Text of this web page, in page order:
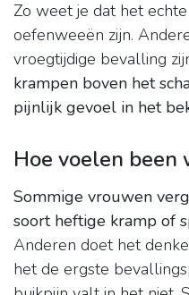
Zo weet je dat het
oefenweeën zijn.
vroegtijdige bevalling
krampen boven het
pijnlijk gevoel in het
Hoe voelen been
Sommige vrouwen
soort heftige kramp of
Anderen doet het
het de ergste